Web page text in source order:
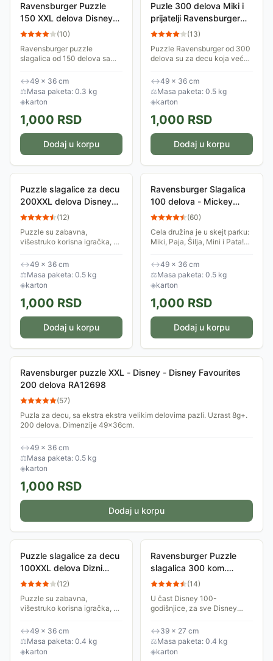
Ravensburger Puzzle
150 XXL delova Disney
Mickey And Minnie
(10)
Ravensburger puzzle
slagalica od 150 delova sa
inspirativna: Disney Mickey
And Minnie! Veličina delova
ovih premium puzzle je XXL...
↔49 × 36 cm
⚖Masa paketa: 0.3 kg
◈karton
1,000 RSD
Dodaj u korpu
Puzle 300 delova Miki i
prijatelji Ravensburger
13386
(13)
Puzzle Ravensburger od 300
delova su za decu koja već
koja su se zaljubila u ovaj vid
zabave, a i za odrasle! Na
slici su...
↔49 × 36 cm
⚖Masa paketa: 0.5 kg
◈karton
1,000 RSD
Dodaj u korpu
Puzzle slagalice za decu
200XXL delova Disney
Mickey and Minnie Road
12004136
(12)
Puzzle su zabavna,
višestruko korisna igračka, a
kreirao slagalicu od 200XXL
delova čija će ih tema
inspirisati - Miki i...
↔49 × 36 cm
⚖Masa paketa: 0.5 kg
◈karton
1,000 RSD
Dodaj u korpu
Ravensburger Slagalica
100 delova - Mickey
Mouse Club House - U
(60)
Cela družina je u skejt parku:
Miki, Paja, Šilja, Mini i Pata!
slaganje je izazov, uživanje i
zadovoljstvo...
↔49 × 36 cm
⚖Masa paketa: 0.5 kg
◈karton
1,000 RSD
Dodaj u korpu
Ravensburger puzzle XXL - Disney - Disney Favourites
200 delova RA12698
(57)
Puzla za decu, sa ekstra ekstra velikim delovima pazli. Uzrast 8g+.
200 delova. Dimenzije 49x36cm.
↔49 × 36 cm
⚖Masa paketa: 0.5 kg
◈karton
1,000 RSD
Dodaj u korpu
Puzzle slagalice za decu
100XXL delova Dizni
Junaci Ravensburger
(12)
Puzzle su zabavna,
višestruko korisna igračka, a
kreirao slagalicu od 100XXL
delova čija će ih tema
inspirisati - mnoštvo...
↔49 × 36 cm
⚖Masa paketa: 0.4 kg
◈karton
Ravensburger Puzzle
slagalica 300 kom.
Disney 100th Aniversary
(14)
U čast Disney 100-
godišnjice, za sve Disney
predstavlja seriju puzzle
slagalica od 300 delova. U
svakoj puzzle ćete uživati...
↔39 × 27 cm
⚖Masa paketa: 0.4 kg
◈karton